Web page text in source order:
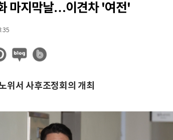
마지막날…이견차 '여전'
위서 사후조정회의 개최